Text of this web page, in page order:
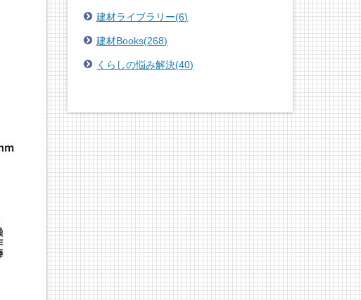
建材ライブラリー(6)
建材Books(268)
くらしの悩み解決(40)